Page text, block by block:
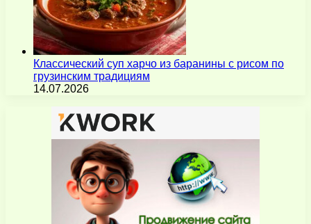
Классический суп харчо из баранины с рисом по
грузинским традициям
14.07.2026